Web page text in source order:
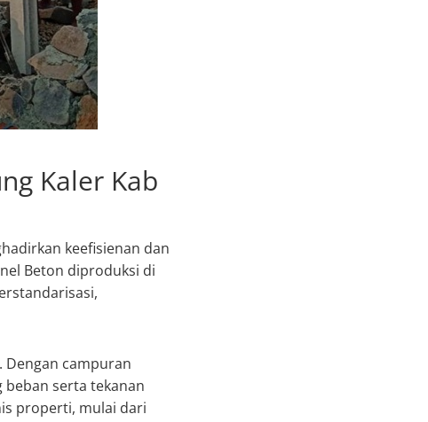
Kaler Kab
keefisienan dan
Beton diproduksi di
Dengan campuran
serta tekanan
properti, mulai dari